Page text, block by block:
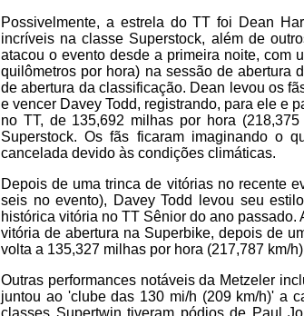
Possivelmente, a estrela do TT foi Dean
incríveis na classe Superstock, além de
atacou o evento desde a primeira noite, com
quilômetros por hora) na sessão de abertura
de abertura da classificação. Dean levou os
e vencer Davey Todd, registrando, para ele e
no TT, de 135,692 milhas por hora
Superstock. Os fãs ficaram imaginando o
cancelada devido às condições climáticas.
Depois de uma trinca de vitórias no recente
seis no evento), Davey Todd levou seu
histórica vitória no TT Sênior do ano
vitória de abertura na Superbike, depois de
volta a 135,327 milhas por hora (217,787 km/
Outras performances notáveis da Metzeler
juntou ao 'clube das 130 mi/h (209 km/h)' a
classes Supertwin tiveram pódios de Paul